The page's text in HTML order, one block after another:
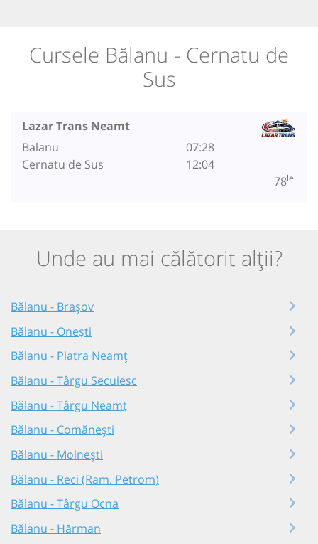
Cursele Bălanu - Cernatu de
Sus
Lazar Trans Neamt
Balanu
Cernatu de Sus
07:28
12:04
78lei
Unde au mai călătorit alții?
Bălanu - Brașov
Bălanu - Onești
Bălanu - Piatra Neamț
Bălanu - Târgu Secuiesc
Bălanu - Târgu Neamț
Bălanu - Comănești
Bălanu - Moinești
Bălanu - Reci (Ram. Petrom)
Bălanu - Târgu Ocna
Bălanu - Hărman